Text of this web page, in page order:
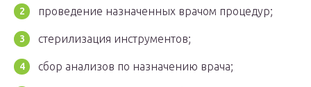
проведение назначенных врачом процедур;
стерилизация инструментов;
сбор анализов по назначению врача;